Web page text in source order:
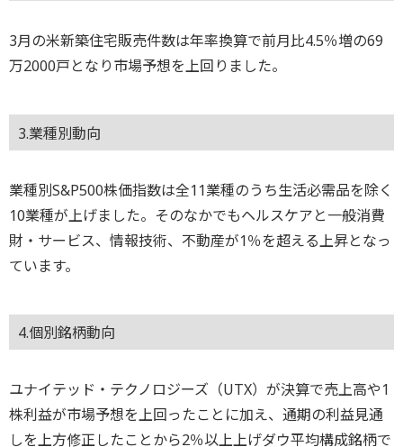
3月の米新築住宅販売件数は年率換算で前月比4.5％増の69
万2000戸となり市場予想を上回りました。
3.業種別動向
業種別S&P500株価指数は全11業種のうち生活必需品を除く
10業種が上げました。そのなかでもヘルスケアと一般消費
財・サービス、情報技術、不動産が1％を超える上昇となっ
ています。
4.個別銘柄動向
ユナイテッド・テクノロジーズ（UTX）が決算で売上高や1
株利益が市場予想を上回ったことに加え、通期の利益見通
しを上方修正したことから2％以上上げダウ平均構成銘柄で